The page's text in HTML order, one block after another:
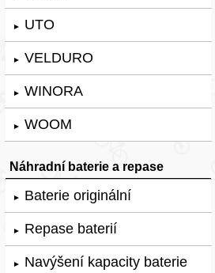
► UTO
► VELDURO
► WINORA
► WOOM
Náhradní baterie a repase
► Baterie originální
► Repase baterií
► Navýšení kapacity baterie